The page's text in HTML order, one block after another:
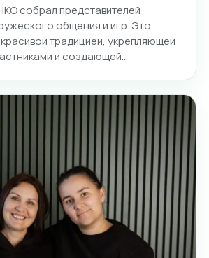
собрал представителей
общения и игр. Это
традицией, укрепляющей
и создающей…